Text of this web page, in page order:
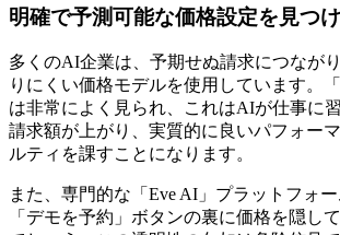
明確で予測可能な価格設定を見つ
多くのAI企業は、予期せぬ請求につなが
りにくい価格モデルを使用しています。
は非常によく見られ、これはAIが仕事に
請求額が上がり、実質的に良いパフォー
ルティを課すことになります。
また、専門的な「Eve AI」プラットフォー
「デモを予約」ボタンの裏に価格を隠し